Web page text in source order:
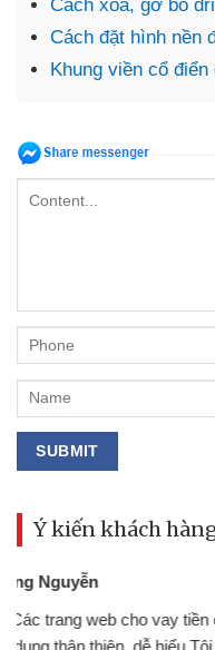
Cách xóa, gở bỏ
Cách đặt hình nền
Khung viền cổ điển
Ý kiến khách